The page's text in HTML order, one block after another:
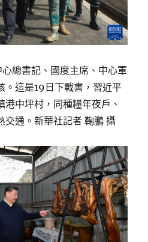
總書記、國度主席、中心軍
。這是19日下戰書，習近平
中坪村，同種糧年夜戶、
交通。新華社記者 鞠鵬 攝